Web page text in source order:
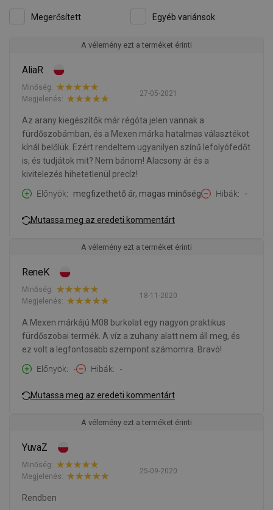
Megerősített Egyéb variánsok
A vélemény ezt a terméket érinti
AliaR
27-05-2021
Minőség:
Megjelenés:
Az arany kiegészítők már régóta jelen vannak a
fürdőszobámban, és a Mexen márka hatalmas választékot
kínál belőlük. Ezért rendeltem ugyanilyen színű lefolyófedőt
is, és tudjátok mit? Nem bánom! Alacsony ár és a
kivitelezés hihetetlenül precíz!
Előnyök
megfizethető ár, magas minőség Hibák -
Mutassa meg az eredeti kommentárt
A vélemény ezt a terméket érinti
ReneK
18-11-2020
Minőség:
Megjelenés:
A Mexen márkájú M08 burkolat egy nagyon praktikus
fürdőszobai termék. A víz a zuhany alatt nem áll meg, és
ez volt a legfontosabb szempont számomra. Bravó!
Előnyök
- Hibák -
Mutassa meg az eredeti kommentárt
A vélemény ezt a terméket érinti
YuvaZ
25-09-2020
Minőség:
Megjelenés:
Rendben